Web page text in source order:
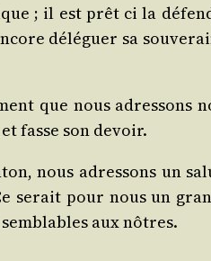
; il est prêt ci la
délé­guer sa
que nous
fasse son devoir.
nous adres­sons un
serait pour nous un
aux nôtres.